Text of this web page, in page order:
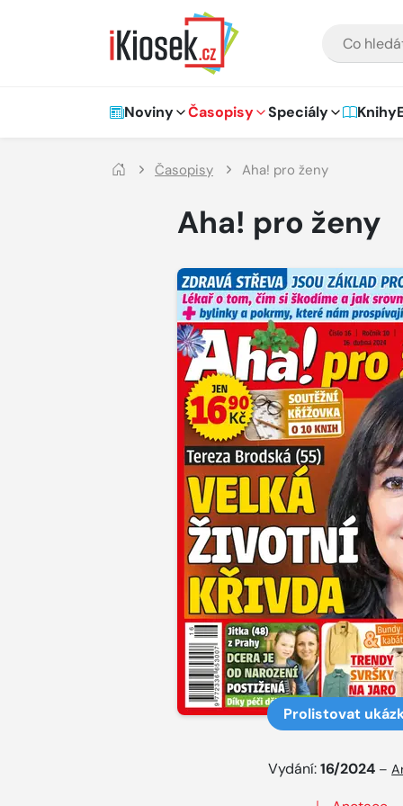
Hlavní navigace
Noviny Časopisy Speciály Knihy
Časopisy Aha! pro ženy
Aha! pro ženy
Prolistovat
Vydání:16/2024 –